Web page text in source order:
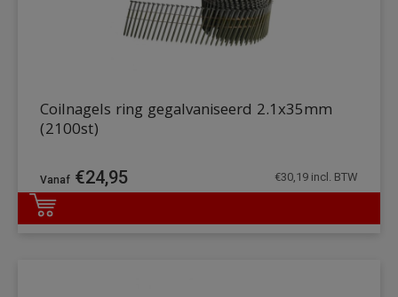
DETAILS
Coilnagels ring gegalvaniseerd 2.1x35mm
(2100st)
€24,95 €30,19 incl. BTW